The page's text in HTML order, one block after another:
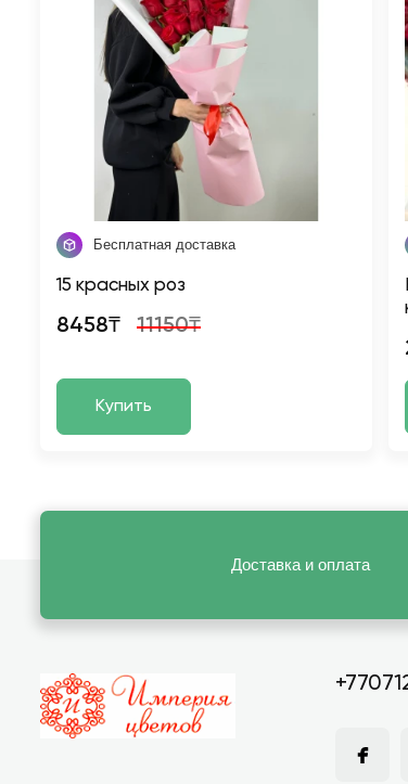
Бесплатная доставка
15 красных роз
8458₸ 11150₸
Купить
Доставка и оплата